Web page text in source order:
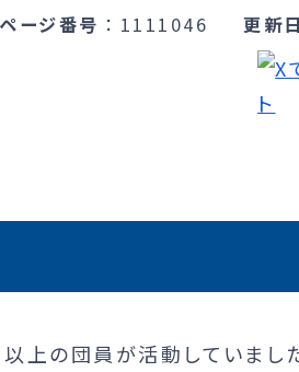
ページ番号 1111046 更新日
上の団員が活動していまし